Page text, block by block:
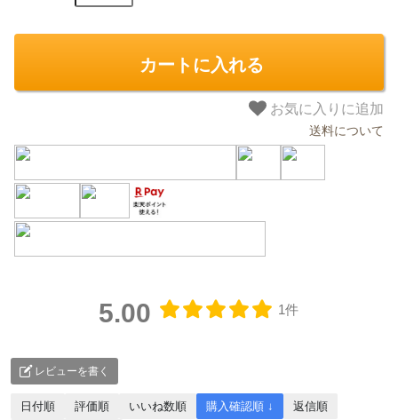
カートに入れる
お気に入りに追加
送料について
5.00 1件
レビューを書く
日付順 評価順 いいね数順 購入確認順 ↓
返信順